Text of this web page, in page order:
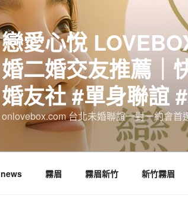
戀愛心悅
婚二婚交友推薦｜
婚友社 #單身聯誼
onlovebox.com 台北未婚聯誼一對一約會首
news 霧眉 霧眉新竹 新竹霧眉